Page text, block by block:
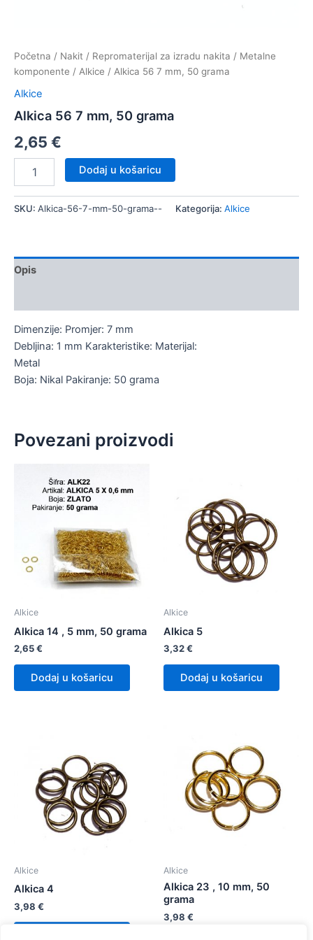
Početna / Nakit / Repromaterijal za izradu nakita / Metalne
komponente / Alkice / Alkica 56 7 mm, 50 grama
Alkice
Alkica 56 7 mm, 50 grama
2,65 €
mm,
Dodaj u košaricu
SKU: Alkica-56-7-mm-50-grama-- Kategorija: Alkice
Opis
Dimenzije: Promjer: 7 mm
Debljina: 1 mm Karakteristike: Materijal:
Metal
Boja: Nikal Pakiranje: 50 grama
Povezani proizvodi
Alkice
Alkica 14 , 5 mm, 50 grama
2,65€
Dodaj u košaricu
Alkice
Alkica 5
3,32€
Dodaj u košaricu
Alkice
Alkica 4
3,98 €
Alkice
Alkica 23 , 10 mm, 50
grama
3,98 €